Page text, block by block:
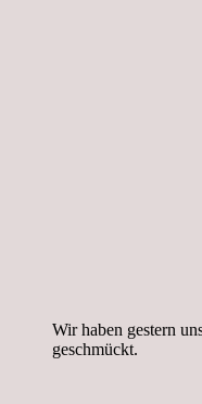
Wir haben gestern
geschmückt.